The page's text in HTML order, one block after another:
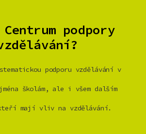
podpory
podporu vzdělávání v
školám, ale i všem dalším
mají vliv na vzdělávání.